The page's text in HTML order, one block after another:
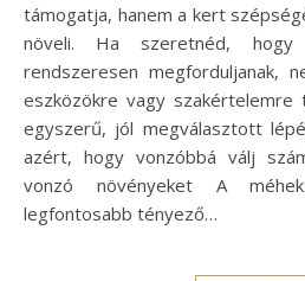
támogatja, hanem a kert
növeli. Ha szeretnéd,
rendszeresen megforduljanak,
eszközökre vagy szakértelemre
egyszerű, jól megválasztott
azért, hogy vonzóbbá válj
vonzó növényeket A
legfontosabb tényező…